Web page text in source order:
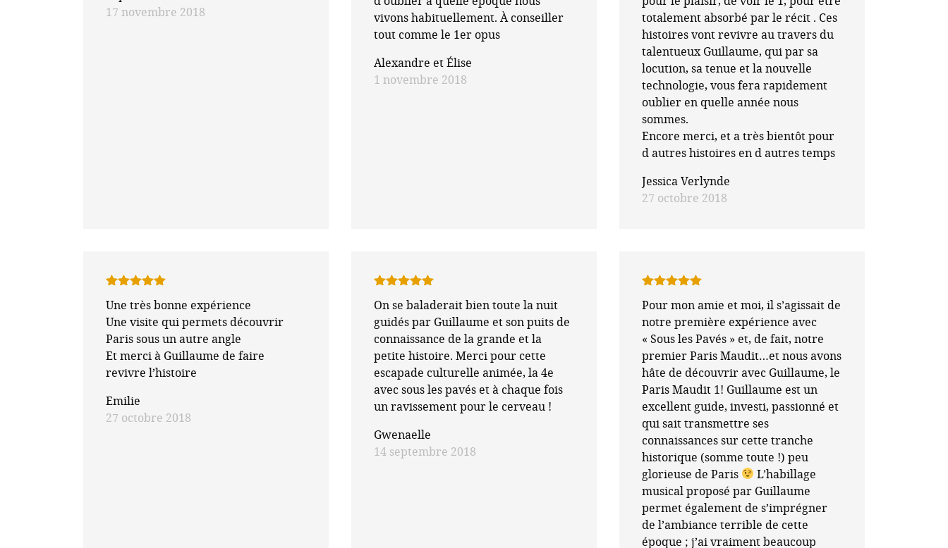
17 novembre 2018
Alexandre et Élise
1 novembre 2018
vivons habituellement. À conseiller
tout comme le 1er opus
Jessica Verlynde
27 octobre 2018
totalement absorbé par le récit . Ces
histoires vont revivre au travers du
talentueux Guillaume, qui par sa
locution, sa tenue et la nouvelle
technologie, vous fera rapidement
oublier en quelle année nous
sommes.
Encore merci, et a très bientôt pour
d autres histoires en d autres temps
5
Emilie
27 octobre 2018
Une très bonne expérience
Une visite qui permets découvrir
Paris sous un autre angle
Et merci à Guillaume de faire
revivre l’histoire
5
Gwenaelle
14 septembre 2018
On se baladerait bien toute la nuit
guidés par Guillaume et son puits de
connaissance de la grande et la
petite histoire. Merci pour cette
escapade culturelle animée, la 4e
avec sous les pavés et à chaque fois
un ravissement pour le cerveau !
5
Pour mon amie et moi, il s’agissait de
notre première expérience avec
« Sous les Pavés » et, de fait, notre
premier Paris Maudit…et nous avons
hâte de découvrir avec Guillaume, le
Paris Maudit 1! Guillaume est un
excellent guide, investi, passionné et
qui sait transmettre ses
connaissances sur cette tranche
historique (somme toute !) peu
glorieuse de Paris
L’habillage
musical proposé par Guillaume
permet également de s’imprégner
de l’ambiance terrible de cette
époque ; j’ai vraiment beaucoup